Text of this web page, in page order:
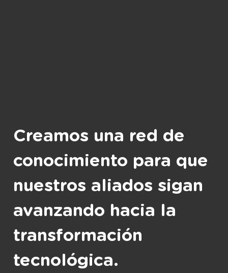
Creamos una red de
conocimiento para que
nuestros aliados sigan
avanzando hacia la
transformación
tecnológica.